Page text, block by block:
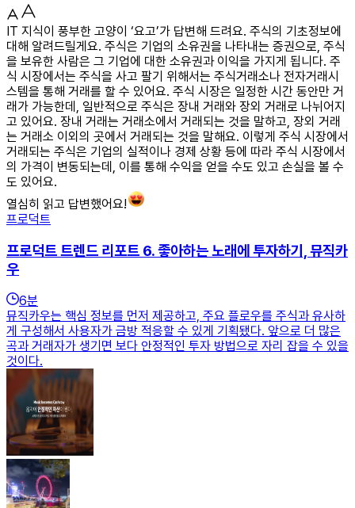
IT 지식이 풍부한 고양이 ‘요고’가 답변해 드려요. 주식의 기초정보에
대해 알려드릴게요. 주식은 기업의 소유권을 나타내는 증권으로, 주식
을 보유한 사람은 그 기업에 대한 소유권과 이익을 가지게 됩니다. 주
식 시장에서는 주식을 사고 팔기 위해서는 주식거래소나 전자거래시
스템을 통해 거래를 할 수 있어요. 주식 시장은 일정한 시간 동안만 거
래가 가능한데, 일반적으로 주식은 장내 거래와 장외 거래로 나뉘어지
고 있어요. 장내 거래는 거래소에서 거래되는 것을 말하고, 장외 거래
는 거래소 이외의 곳에서 거래되는 것을 말해요. 이렇게 주식 시장에서
거래되는 주식은 기업의 실적이나 경제 상황 등에 따라 주식 시장에서
의 가격이 변동되는데, 이를 통해 수익을 얻을 수도 있고 손실을 볼 수
도 있어요.
열심히 읽고 답변했어요!
프로덕트
프로덕트 트렌드 리포트 6. 좋아하는 노래에 투자하기, 뮤직카
우
6분
뮤직카우는 핵심 정보를 먼저 제공하고, 주요 플로우를 주식과 유사하
게 구성해서 사용자가 금방 적응할 수 있게 기획됐다. 앞으로 더 많은
곡과 거래자가 생기면 보다 안정적인 투자 방법으로 자리 잡을 수 있을
것이다.